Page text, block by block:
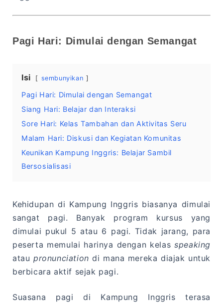
Pagi Hari: Dimulai dengan Semangat
Isi sembunyikan
Pagi Hari: Dimulai dengan Semangat
Siang Hari: Belajar dan Interaksi
Sore Hari: Kelas Tambahan dan Aktivitas Seru
Malam Hari: Diskusi dan Kegiatan Komunitas
Keunikan Kampung Inggris: Belajar Sambil
Bersosialisasi
Kehidupan di Kampung Inggris biasanya dimulai
sangat pagi. Banyak program kursus yang
dimulai pukul 5 atau 6 pagi. Tidak jarang, para
peserta memulai harinya dengan kelasspeaking
atau pronunciation di mana mereka diajak untuk
berbicara aktif sejak pagi.
Suasana pagi di Kampung Inggris terasa